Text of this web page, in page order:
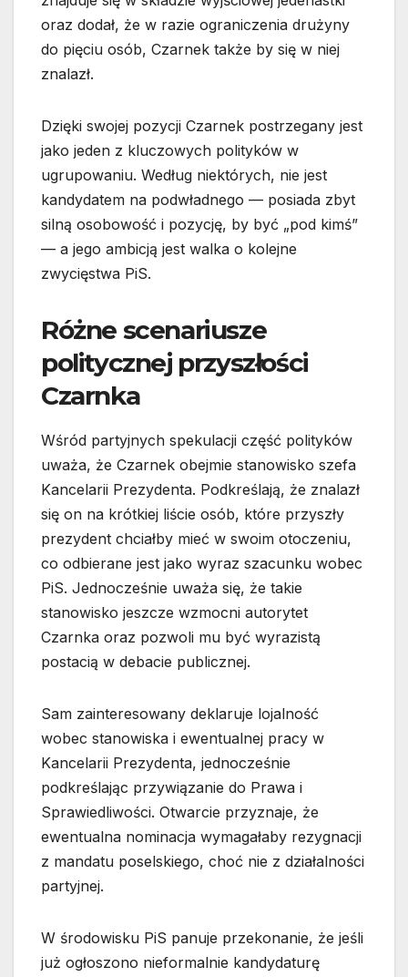
oraz dodał, że w razie ograniczenia drużyny
do pięciu osób, Czarnek także by się w niej
znalazł.
Dzięki swojej pozycji Czarnek postrzegany jest
jako jeden z kluczowych polityków w
ugrupowaniu. Według niektórych, nie jest
kandydatem na podwładnego — posiada zbyt
silną osobowość i pozycję, by być „pod kimś”
— a jego ambicją jest walka o kolejne
zwycięstwa PiS.
Różne scenariusze
politycznej przyszłości
Czarnka
Wśród partyjnych spekulacji część polityków
uważa, że Czarnek obejmie stanowisko szefa
Kancelarii Prezydenta. Podkreślają, że znalazł
się on na krótkiej liście osób, które przyszły
prezydent chciałby mieć w swoim otoczeniu,
co odbierane jest jako wyraz szacunku wobec
PiS. Jednocześnie uważa się, że takie
stanowisko jeszcze wzmocni autorytet
Czarnka oraz pozwoli mu być wyrazistą
postacią w debacie publicznej.
Sam zainteresowany deklaruje lojalność
wobec stanowiska i ewentualnej pracy w
Kancelarii Prezydenta, jednocześnie
podkreślając przywiązanie do Prawa i
Sprawiedliwości. Otwarcie przyznaje, że
ewentualna nominacja wymagałaby rezygnacji
z mandatu poselskiego, choć nie z działalności
partyjnej.
W środowisku PiS panuje przekonanie, że jeśli
już ogłoszono nieformalnie kandydaturę